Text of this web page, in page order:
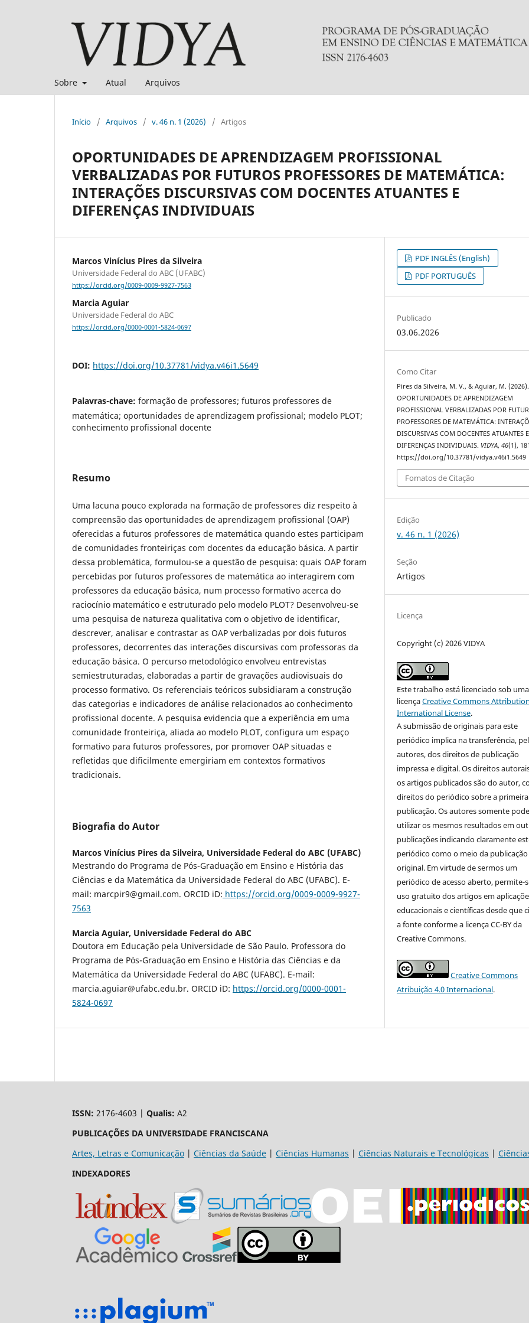
Sobre Atual Arquivos
Início / Arquivos / v. 46 n. 1 (2026) / Artigos
OPORTUNIDADES DE APRENDIZAGEM PROFISSIONAL
VERBALIZADAS POR FUTUROS PROFESSORES DE MATEMÁTICA:
INTERAÇÕES DISCURSIVAS COM DOCENTES ATUANTES E
DIFERENÇAS INDIVIDUAIS
Marcos Vinícius Pires da Silveira
Universidade Federal do ABC (UFABC)
https://orcid.org/0009-0009-9927-7563
Marcia Aguiar
Universidade Federal do ABC
https://orcid.org/0000-0001-5824-0697
DOI: https://doi.org/10.37781/vidya.v46i1.5649
Palavras-chave: formação de professores; futuros professores de
matemática; oportunidades de aprendizagem profissional; modelo PLOT;
conhecimento profissional docente
Resumo
Uma lacuna pouco explorada na formação de professores diz respeito à
compreensão das oportunidades de aprendizagem profissional (OAP)
oferecidas a futuros professores de matemática quando estes participam
de comunidades fronteiriças com docentes da educação básica. A partir
dessa problemática, formulou-se a questão de pesquisa: quais OAP foram
percebidas por futuros professores de matemática ao interagirem com
professores da educação básica, num processo formativo acerca do
raciocínio matemático e estruturado pelo modelo PLOT? Desenvolveu-se
uma pesquisa de natureza qualitativa com o objetivo de identificar,
descrever, analisar e contrastar as OAP verbalizadas por dois futuros
professores, decorrentes das interações discursivas com professoras da
educação básica. O percurso metodológico envolveu entrevistas
semiestruturadas, elaboradas a partir de gravações audiovisuais do
processo formativo. Os referenciais teóricos subsidiaram a construção
das categorias e indicadores de análise relacionados ao conhecimento
profissional docente. A pesquisa evidencia que a experiência em uma
comunidade fronteiriça, aliada ao modelo PLOT, configura um espaço
formativo para futuros professores, por promover OAP situadas e
refletidas que dificilmente emergiriam em contextos formativos
tradicionais.
Biografia do Autor
Marcos Vinícius Pires da Silveira, Universidade Federal do ABC (UFABC)
Mestrando do Programa de Pós-Graduação em Ensino e História das
Ciências e da Matemática da Universidade Federal do ABC (UFABC). E-
mail: marcpir9@gmail.com. ORCID iD: https://orcid.org/0009-0009-9927-
7563
Marcia Aguiar, Universidade Federal do ABC
Doutora em Educação pela Universidade de São Paulo. Professora do
Programa de Pós-Graduação em Ensino e História das Ciências e da
Matemática da Universidade Federal do ABC (UFABC). E-mail:
marcia.aguiar@ufabc.edu.br. ORCID iD: https://orcid.org/0000-0001-
5824-0697
PDF INGLÊS (English)
PDF PORTUGUÊS
Publicado
03.06.2026
Como Citar
Pires da Silveira, M. V., & Aguiar, M. (2026).
OPORTUNIDADES DE APRENDIZAGEM
PROFISSIONAL VERBALIZADAS POR
PROFESSORES DE MATEMÁTICA:
DISCURSIVAS COM DOCENTES ATUANTES E
DIFERENÇAS INDIVIDUAIS. VIDYA,46(1),
https://doi.org/10.37781/vidya.v46i1.5649
Fomatos de Citação
Edição
v. 46 n. 1 (2026)
Seção
Artigos
Licença
Copyright (c) 2026 VIDYA
Este trabalho está licenciado sob uma
licençaCreative Commons
International License.
A submissão de originais para este
periódico implica na transferência,
autores, dos direitos de publicação
impressa e digital. Os direitos
os artigos publicados são do autor,
direitos do periódico sobre a primeira
publicação. Os autores somente
utilizar os mesmos resultados em
publicações indicando claramente
periódico como o meio da publicação
original. Em virtude de sermos um
periódico de acesso aberto, permite-
uso gratuito dos artigos em
educacionais e científicas desde que
a fonte conforme a licença CC-BY da
Creative Commons.
Creative Commons
Atribuição 4.0 Internacional.
ISSN: 2176-4603 | Qualis: A2
PUBLICAÇÕES DA UNIVERSIDADE FRANCISCANA
Artes, Letras e Comunicação | Ciências da Saúde | Ciências Humanas | Ciências Naturais e Tecnológicas |
INDEXADORES